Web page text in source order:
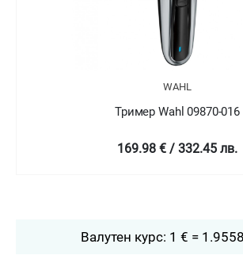
WAHL
Тример Wahl 09870-016
169.98 € / 332.45 лв.
Валутен курс: 1 € =